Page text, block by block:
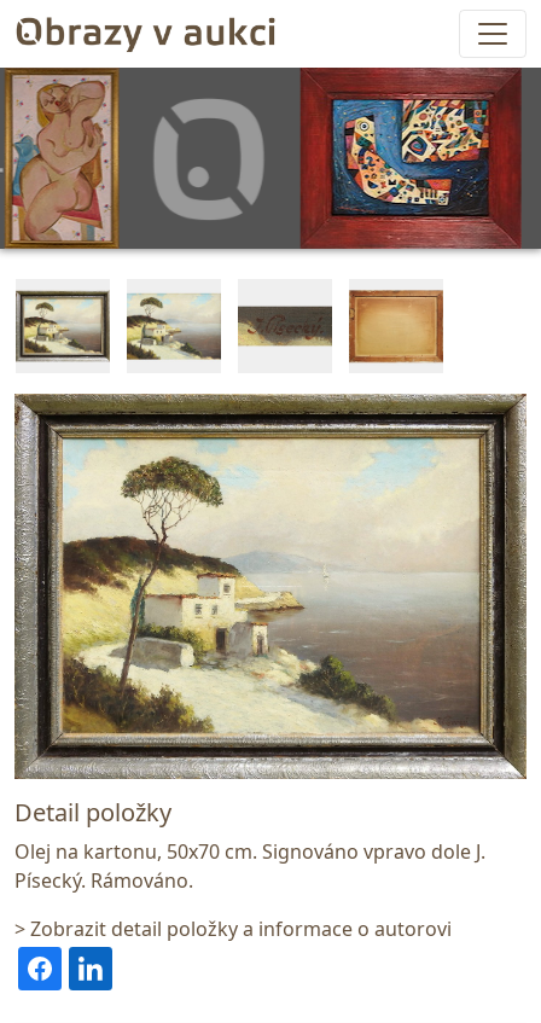
Detail položky
Olej na kartonu, 50x70 cm. Signováno vpravo dole J.
Písecký. Rámováno.
> Zobrazit detail položky a informace o autorovi